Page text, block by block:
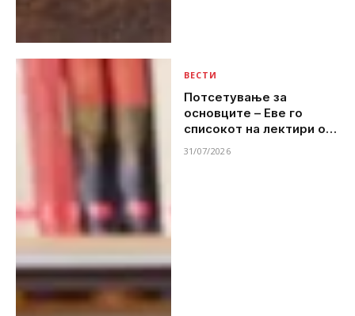
ВЕСТИ
Потсетување за
основците – Еве го
списокот на лектири од
учебната 2026/2027
31/07/2026